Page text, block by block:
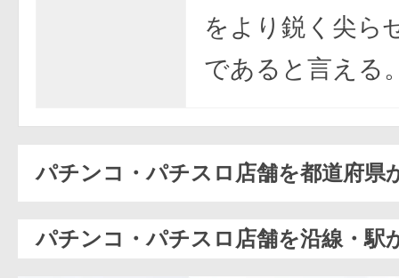
をより鋭く尖ら
であると言える
パチンコ・パチスロ店舗を都道府県
パチンコ・パチスロ店舗を沿線・駅